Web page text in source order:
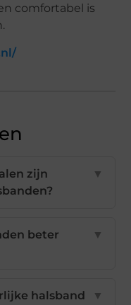
comfortabel is
zijn
▼
beter
▼
halsband
▼